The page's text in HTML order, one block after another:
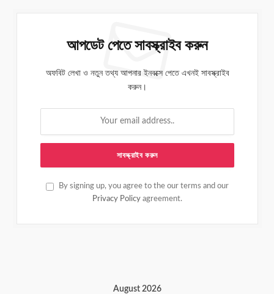
আপডেট পেতে সাবস্ক্রাইব করুন
অফবিট লেখা ও নতুন তথ্য আপনার ইনবক্সে পেতে এখনই সাবস্ক্রাইব
করুন।
By signing up, you agree to the our terms and our
Privacy Policy agreement.
August 2026